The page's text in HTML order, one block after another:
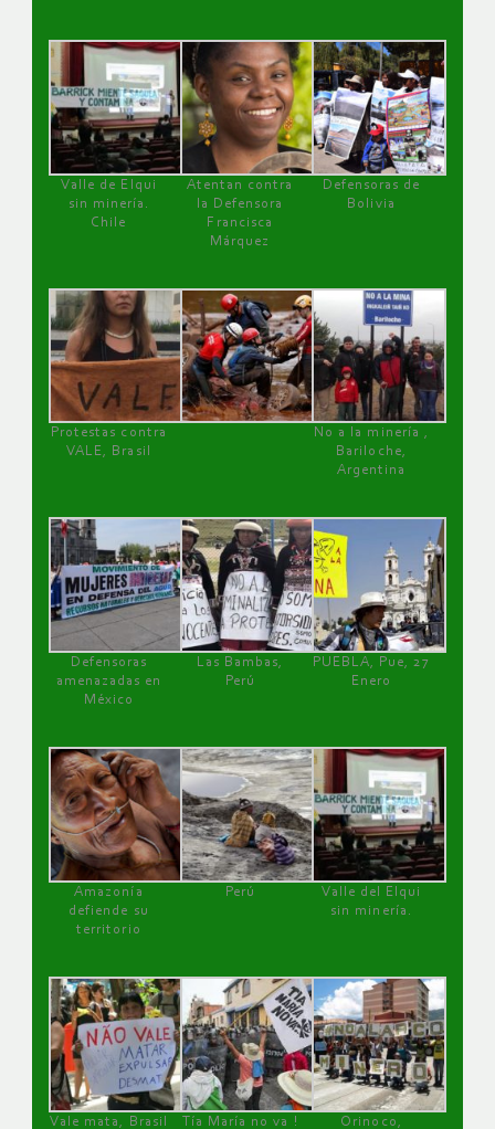
Valle de Elqui
sin minería.
Chile
Atentan contra
la Defensora
Francisca
Márquez
Defensoras de
Bolivia
Protestas contra
VALE, Brasil
No a la minería ,
Bariloche,
Argentina
Defensoras
amenazadas en
México
Las Bambas,
Perú
PUEBLA, Pue, 27
Enero
Amazonía
defiende su
territorio
Perú
Valle del Elqui
sin minería.
Vale mata, Brasil Tía María no va ! Orinoco,